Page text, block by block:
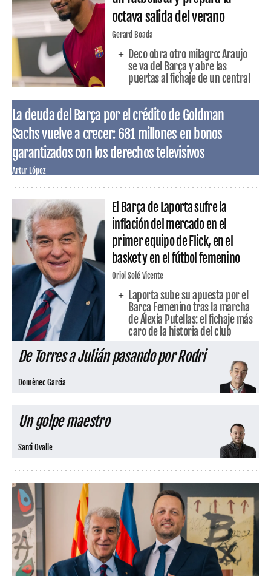
octava salida del verano
Gerard Boada
Deco obra otro milagro: Araujo
se va del Barça y abre las
puertas al fichaje de un central
La deuda del Barça por el crédito de Goldman
Sachs vuelve a crecer: 681 millones en bonos
garantizados con los derechos televisivos
Artur López
El Barça de Laporta sufre la
inflación del mercado en el
primer equipo de Flick, en el
basket y en el fútbol femenino
Oriol Solé Vicente
Laporta sube su apuesta por el
Barça Femenino tras la marcha
de Alexia Putellas: el fichaje más
caro de la historia del club
De Torres a Julián pasando por Rodri
Domènec Garcia
Un golpe maestro
Santi Ovalle